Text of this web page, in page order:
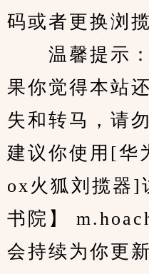
码或者更换浏
温馨提示：
果你觉得本站
失和转马，请
建议你使用[
ox火狐刘揽器]
书院】
会持续为你更